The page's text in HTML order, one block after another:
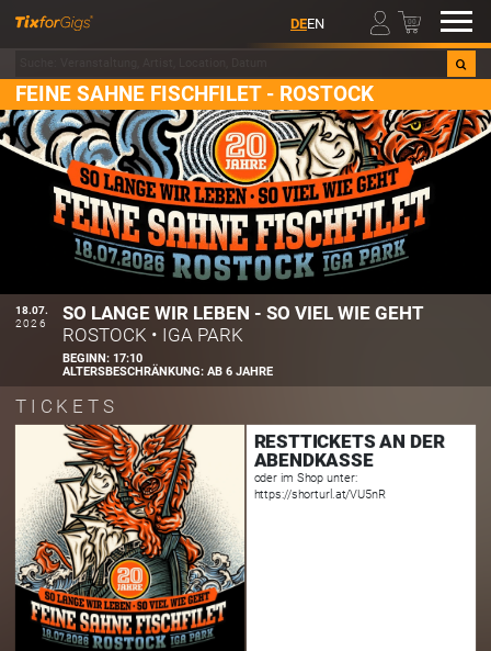
DEEN 00
FEINE SAHNE FISCHFILET - ROSTOCK
18.07.
2026
SO LANGE WIR LEBEN - SO VIEL WIE GEHT
ROSTOCK • IGA PARK
BEGINN:17:10
ALTERSBESCHRÄNKUNG:AB 6 JAHRE
TICKETS
RESTTICKETS AN DER
ABENDKASSE
oder im Shop unter:
https://shorturl.at/VU5nR